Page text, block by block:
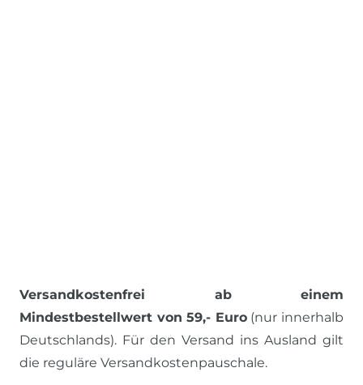
Versandkostenfrei ab einem
Mindestbestellwert von 59,- Euro(nur innerhalb
Deutschlands). Für den Versand ins Ausland gilt
die reguläre Versandkostenpauschale.